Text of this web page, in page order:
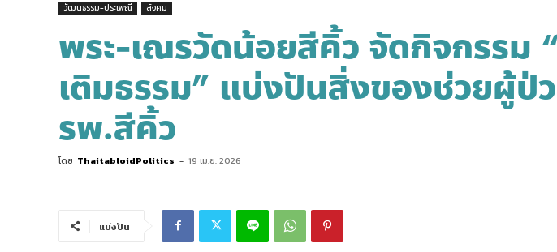
วัฒนธรรม-ประเพณี สังคม
พระ-เณรวัดน้อยสีคิ้ว จัดกิจกรรม
เติมธรรม” แบ่งปันสิ่งของช่วยผู้ป่
รพ.สีคิ้ว
โดย ThaitabloidPolitics - 19 เม.ย. 2026
แบ่งปัน